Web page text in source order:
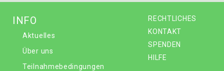
RECHTLICHES
KONTAKT
SPENDEN
HILFE
INFO
Aktuelles
Über uns
Teilnahmebedingungen